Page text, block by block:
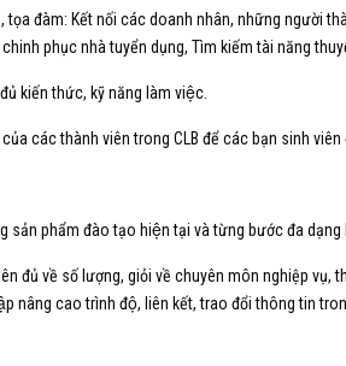
đàm: Kết nối các doanh nhân, những người
phục nhà tuyển dụng, Tìm kiếm tài năng
kiến thức, kỹ năng làm việc.
các thành viên trong CLB để các bạn sinh
sản phẩm đào tạo hiện tại và từng bước
đủ về số lượng, giỏi về chuyên môn nghiệp vụ,
nâng cao trình độ, liên kết, trao đổi thông tin